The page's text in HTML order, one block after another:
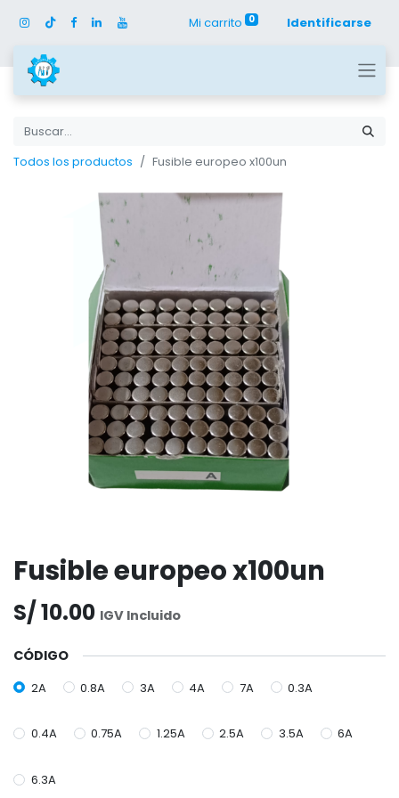
Mi carrito 0 Identificarse
Todos los productos Fusible europeo x100un
Fusible europeo x100un
S/10.00 IGV Incluido
CÓDIGO
2A 0.8A 3A 4A 7A 0.3A
0.4A 0.75A 1.25A 2.5A 3.5A 6A
6.3A